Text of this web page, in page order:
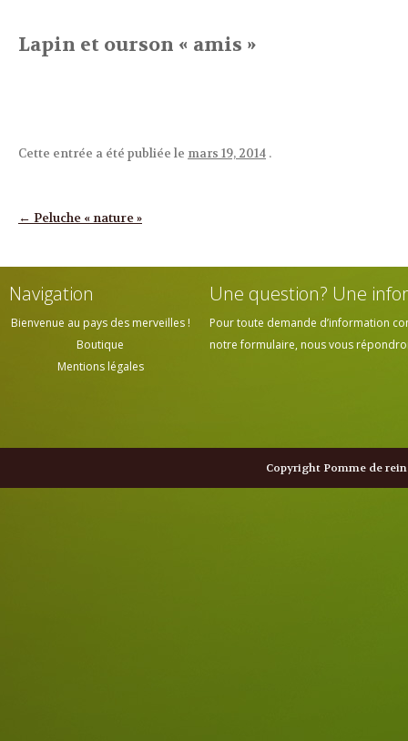
Lapin et ourson « amis »
Cette entrée a été publiée le mars 19, 2014 .
Navigation des articles
← Peluche « nature »
Navigation
Bienvenue au pays des merveilles !
Boutique
Mentions légales
Une question? Une
Pour toute demande d’information
notre formulaire, nous vous
Copyright Pomme de